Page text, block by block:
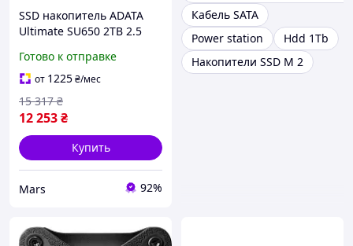
SSD накопитель ADATA
Ultimate SU650 2TB 2.5
твердотельный диск sea
Готово к отправке
от 1225₴/мес
12 253₴
15 317 ₴
Купить
Mars 92%
Кабель SATA
Power station
Hdd 1Tb
Накопители SSD M 2